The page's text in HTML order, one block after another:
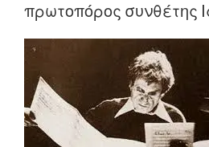
πρωτοπόρος συνθέτης